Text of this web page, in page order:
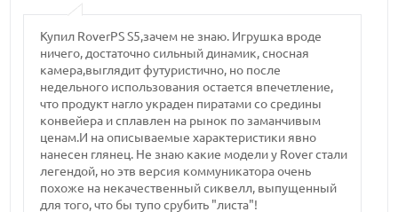
Купил RoverPS S5,зачем не знаю. Игрушка вроде
ничего, достаточно сильный динамик, сносная
камера,выглядит футуристично, но после
недельного использования остается впечетление,
что продукт нагло украден пиратами со средины
конвейера и сплавлен на рынок по заманчивым
ценам.И на описываемые характеристики явно
нанесен глянец. Не знаю какие модели у Rover стали
легендой, но этв версия коммуникатора очень
похоже на некачественный сиквелл, выпущенный
для того, что бы тупо срубить "листа"!